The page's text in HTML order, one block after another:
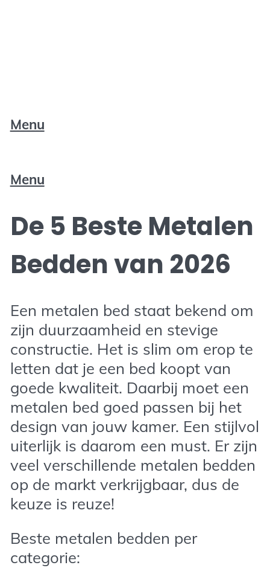
Menu
Menu
De 5 Beste Metalen
Bedden van 2026
Een metalen bed staat bekend om
zijn duurzaamheid en stevige
constructie. Het is slim om erop te
letten dat je een bed koopt van
goede kwaliteit. Daarbij moet een
metalen bed goed passen bij het
design van jouw kamer. Een stijlvol
uiterlijk is daarom een must. Er zijn
veel verschillende metalen bedden
op de markt verkrijgbaar, dus de
keuze is reuze!
Beste metalen bedden per
categorie: